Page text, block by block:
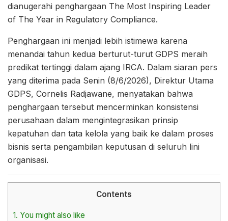
dianugerahi penghargaan The Most Inspiring Leader
of The Year in Regulatory Compliance.
Penghargaan ini menjadi lebih istimewa karena
menandai tahun kedua berturut-turut GDPS meraih
predikat tertinggi dalam ajang IRCA. Dalam siaran pers
yang diterima pada Senin (8/6/2026), Direktur Utama
GDPS, Cornelis Radjawane, menyatakan bahwa
penghargaan tersebut mencerminkan konsistensi
perusahaan dalam mengintegrasikan prinsip
kepatuhan dan tata kelola yang baik ke dalam proses
bisnis serta pengambilan keputusan di seluruh lini
organisasi.
Contents
1. You might also like